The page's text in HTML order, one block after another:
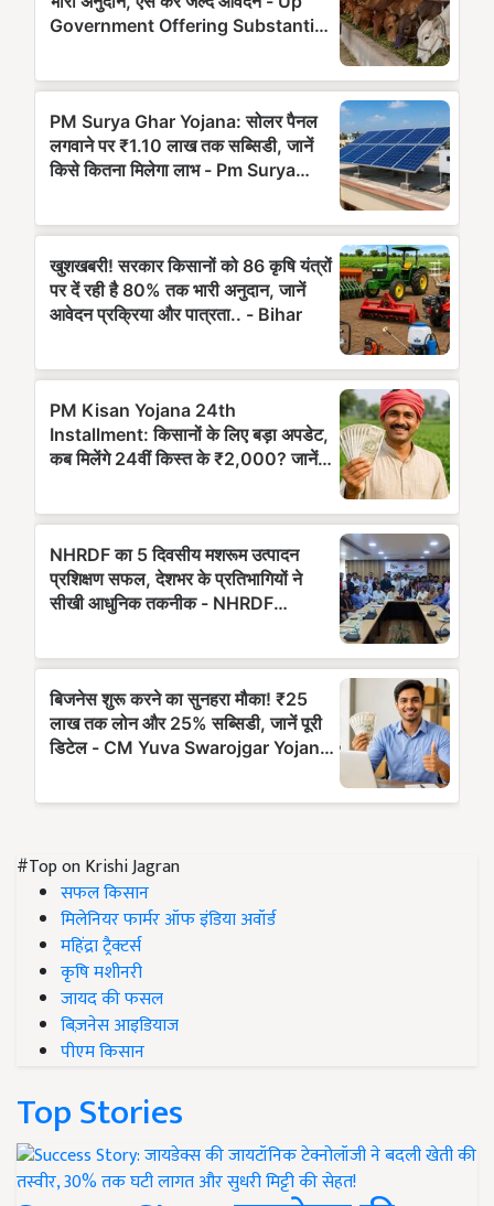
#Top on Krishi Jagran
सफल किसान
मिलेनियर फार्मर ऑफ इंडिया अवॉर्ड
महिंद्रा ट्रैक्टर्स
कृषि मशीनरी
जायद की फसल
बिज़नेस आइडियाज
पीएम किसान
Top Stories